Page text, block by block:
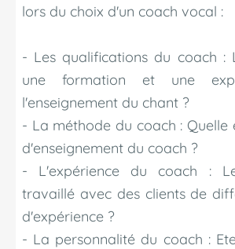
lors du choix d'un coach vocal :
- Les qualifications du coach :
une formation et une
l'enseignement du chant ?
- La méthode du coach : Quelle
d'enseignement du coach ?
- L'expérience du coach :
travaillé avec des clients de
d'expérience ?
- La personnalité du coach :